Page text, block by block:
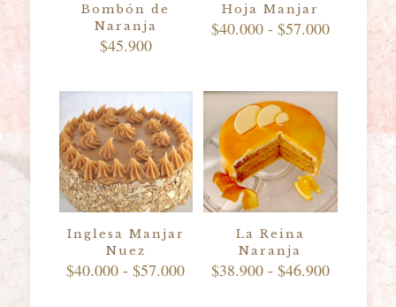
Bombón de
Naranja
$45.900
Hoja Manjar
$40.000 - $57.000Rango
precios:
$40.000
$57.000
Inglesa Manjar
Nuez
$40.000 - $57.000Rango
La Reina
Naranja
$38.900 - $46.900Rango